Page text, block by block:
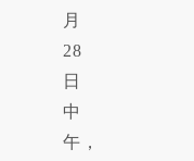
月
28
日
中
午，